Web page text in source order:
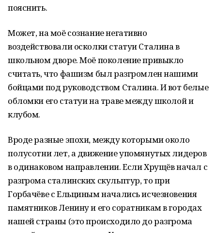
пояснить.
Может, на моё сознание негативно
воздействовали осколки статуи Сталина в
школьном дворе. Моё поколение привыкло
считать, что фашизм был разгромлен нашими
бойцами под руководством Сталина. И вот белые
обломки его статуи на траве между школой и
клубом.
Вроде разные эпохи, между которыми около
полусотни лет, а движение упомянутых лидеров
в одинаковом направлении. Если Хрущёв начал с
разгрома сталинских скульптур, то при
Горбачёве с Ельциным начались исчезновения
памятников Ленину и его соратникам в городах
нашей страны (это происходило до разгрома